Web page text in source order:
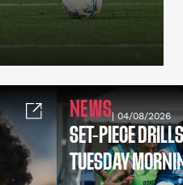
NEWS| 04/08/2026
SET-PIECE
TUESDAY